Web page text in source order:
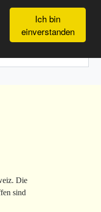
Ich bin
einverstanden
Die
sind